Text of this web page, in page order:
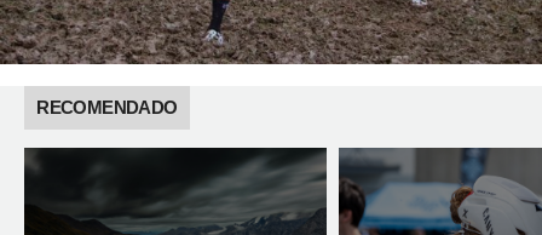
RECOMENDADO